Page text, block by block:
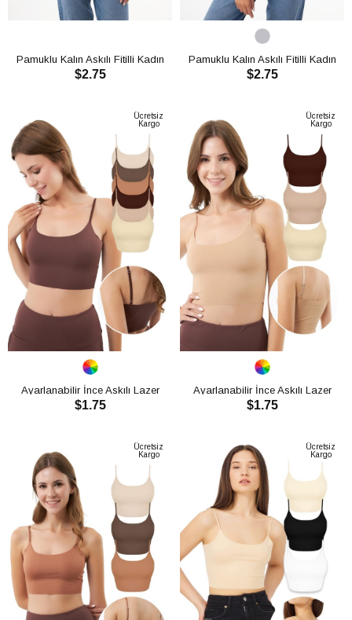
Pamuklu Kalın Askılı Fitilli Kadın
Atlet CH1761
$2.75
Pamuklu Kalın Askılı Fitilli Kadın
Atlet CH1761
$2.75
Ücretsiz
Kargo
Ayarlanabilir İnce Askılı Lazer
Kesim Kadın Crop Büstiyer
$1.75
Ücretsiz
Kargo
Ayarlanabilir İnce Askılı Lazer
Kesim Kadın Crop Büstiyer
$1.75
Ücretsiz
Kargo
Ücretsiz
Kargo